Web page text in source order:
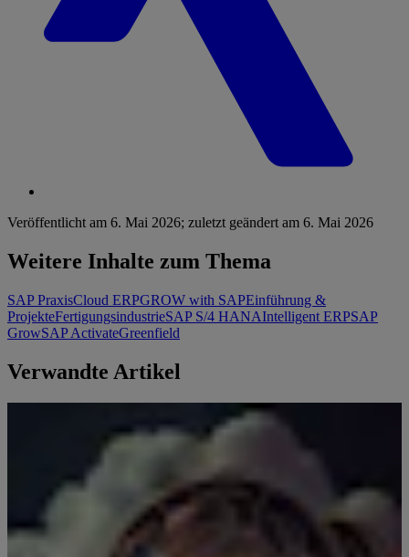
Veröffentlicht am 6. Mai 2026; zuletzt geändert am 6. Mai 2026
Weitere Inhalte zum Thema
SAP PraxisCloud ERPGROW with SAPEinführung &
ProjekteFertigungsindustrieSAP S/4 HANAIntelligent ERPSAP
GrowSAP ActivateGreenfield
Verwandte Artikel